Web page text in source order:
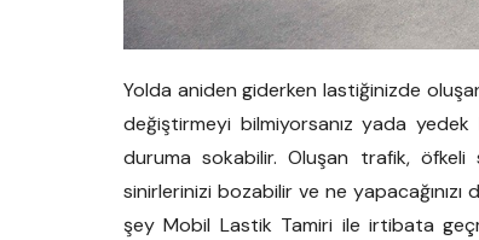
Yolda aniden giderken lastiğinizde
değiştirmeyi bilmiyorsanız yada
duruma sokabilir. Oluşan trafik, öfkeli
sinirlerinizi bozabilir ve ne
şey Mobil Lastik Tamiri ile irtibata